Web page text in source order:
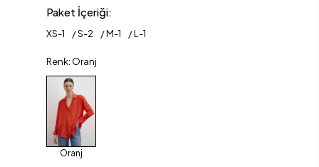
Paket İçeriği:
XS-1 S-2 M-1 L -1
Renk: Oranj
Oranj